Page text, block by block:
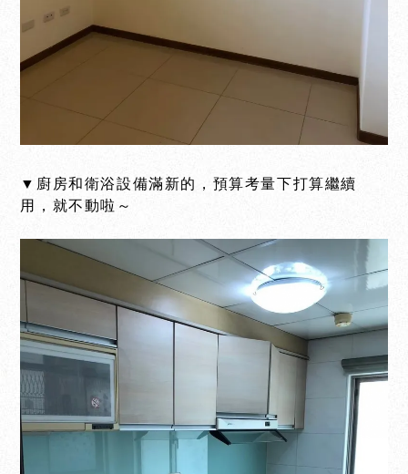
▼廚房和衛浴設備滿新的，預算考量下打算繼續
用，就不動啦～